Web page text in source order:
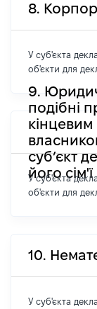
8.
У суб'єкта
об'єкти для
9.
подібні
суб’єкт
його сім'ї
У суб'єкта
об'єкти для
10.
У суб'єкта